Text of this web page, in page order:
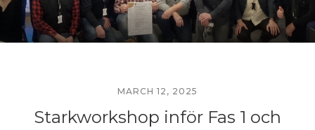
MARCH 12, 2025
Starkworkshop inför Fas 1 och